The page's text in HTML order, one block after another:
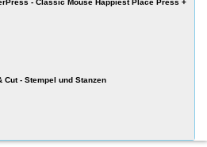
- Classic Mouse Happiest Place Press +
Cut - Stempel und Stanzen